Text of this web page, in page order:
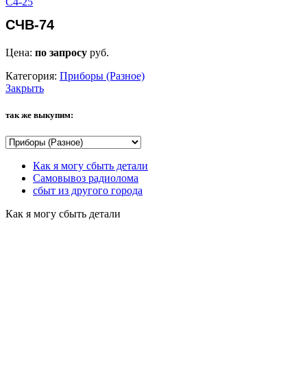
СЧВ-74
Цена: по запросу руб.
Категория: Приборы (Разное)
Закрыть
так же выкупим:
Как я могу сбыть детали
Самовывоз радиолома
сбыт из другого города
Как я могу сбыть детали